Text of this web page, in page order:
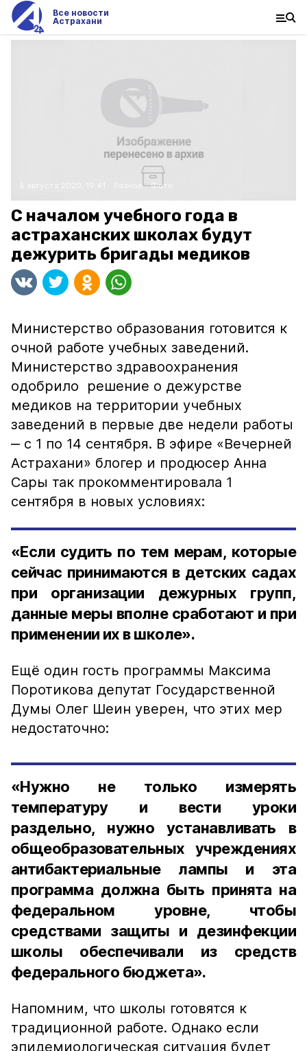
Все новости
Астрахани
Фото:
С началом учебного года в
астраханских школах будут
дежурить бригады медиков
Министерство образования готовится к
очной работе учебных заведений.
Министерство здравоохранения
одобрило решение о дежурстве
медиков на территории учебных
заведений в первые две недели работы
‒ с 1 по 14 сентября. В эфире «Вечерней
Астрахани» блогер и продюсер Анна
Сары так прокомментировала 1
сентября в новых условиях:
«Если судить по тем мерам, которые
сейчас принимаются в детских садах
при организации дежурных групп,
данные меры вполне сработают и при
применении их в школе».
Ещё один гость программы Максима
Поротикова депутат Государственной
Думы Олег Шеин уверен, что этих мер
недостаточно:
«Нужно не только измерять
температуру и вести уроки
раздельно, нужно устанавливать в
общеобразовательных учреждениях
антибактериальные лампы и эта
программа должна быть принята на
федеральном уровне, чтобы
средствами защиты и дезинфекции
школы обеспечивали из средств
федерального бюджета».
Напомним, что школы готовятся к
традиционной работе. Однако если
эпидемиологическая ситуация будет